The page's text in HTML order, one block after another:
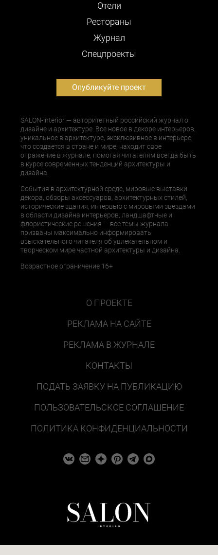
Отели
Рестораны
Журнал
Cпецпроекты
Опубликуйте проект
SALON-interior — авторитетный российский журнал о
дизайне и архитектуре. Все новое в декоре интерьеров,
уникальное в архитектуре, эксклюзивное в интерьере,
что создается в стране и мире, находит свое
отражение в журнале, помогая читателям всегда быть
в курсе современных тенденций архитектуры и
дизайна.
События в архитектурной среде, мировые выставки
декора, обзоры аксессуаров, архитектурных стилей,
исторические здания, интервью с мировыми звездами
в области дизайна интерьеров, ландшафтные и
флористические решения — все темы журнала
призваны максимально информировать
взыскательного читателя об увлекательном и
творческом мире частной архитектуры и дизайна.
Возрастное ограничение 16+
О ПРОЕКТЕ
РЕКЛАМА НА САЙТЕ
РЕКЛАМА В ЖУРНАЛЕ
КОНТАКТЫ
ПОДАТЬ ЗАЯВКУ НА ПУБЛИКАЦИЮ
ПОЛЬЗОВАТЕЛЬСКОЕ СОГЛАШЕНИЕ
ПОЛИТИКА КОНФИДЕНЦИАЛЬНОСТИ